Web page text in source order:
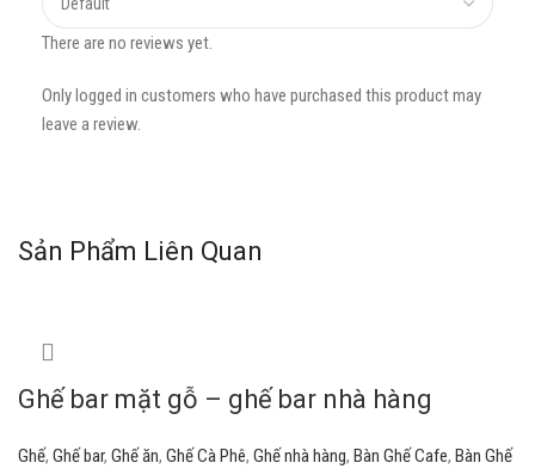
There are no reviews yet.
Only logged in customers who have purchased this product may
leave a review.
Sản Phẩm Liên Quan
Ghế bar mặt gỗ – ghế bar nhà hàng
Ghế, Ghế bar, Ghế ăn, Ghế Cà Phê, Ghế nhà hàng, Bàn Ghế Cafe, Bàn Ghế